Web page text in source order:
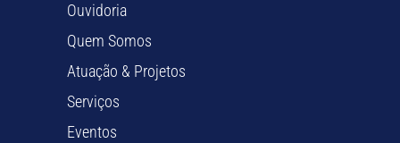
Ouvidoria
Quem Somos
Atuação & Projetos
Serviços
Eventos